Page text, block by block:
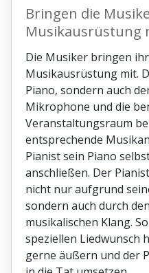
Bringen die
Musikausrüstung
Die Musiker bringen
Musikausrüstung mit.
Piano, sondern auch
Mikrophone und die
Veranstaltungsraum
entsprechende
Pianist sein Piano
anschließen. Der
nicht nur aufgrund
sondern auch durch
musikalischen Klang.
speziellen Liedwunsch
gerne äußern und der